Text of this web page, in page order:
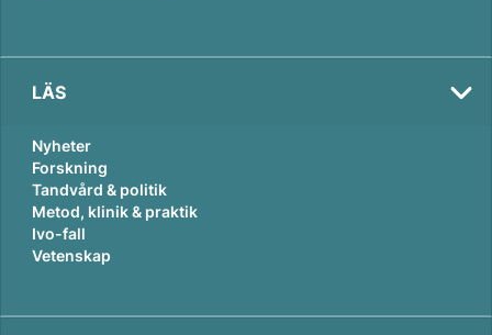
LÄS
Nyheter
Forskning
Tandvård & politik
Metod, klinik & praktik
Ivo-fall
Vetenskap